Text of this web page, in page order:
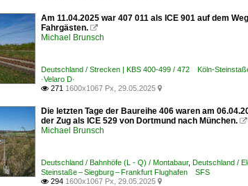
Am 11.04.2025 war 407 011 als ICE 901 auf dem
Fahrgästen. 
Michael Brunsch
Deutschland / Strecken | KBS 400-499 / 472 Köln-
·Velaro D·
 271 1600x1067 Px, 29.05.2025 
Die letzten Tage der Baureihe 406 waren am
der Zug als ICE 529 von Dortmund nach München. 
Michael Brunsch
Deutschland / Bahnhöfe (L - Q) / Montabaur, Deutschland /
Steinstaße – Siegburg – Frankfurt Flughafen SFS
 294 1600x1067 Px, 29.05.2025 